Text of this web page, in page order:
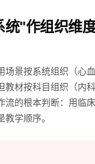
统"作组织维
场景按系统组织（心
教材按科目组织（内
流的根本判断：用临
学顺序。